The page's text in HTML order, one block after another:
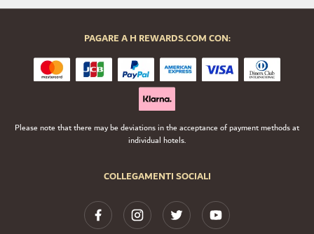
COLLEGAMENTI SOCIALI
PAGARE A H REWARDS.COM CON:
Please note that there may be deviations in the acceptance of payment methods at
individual hotels.